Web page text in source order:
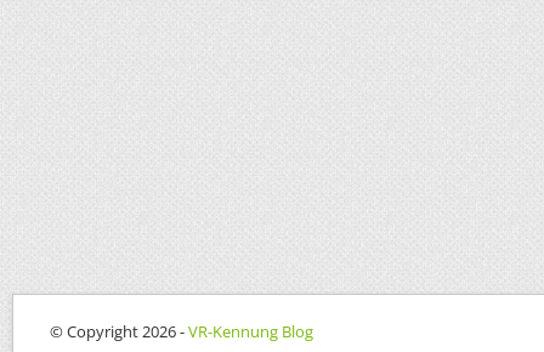
© Copyright 2026 -VR-Kennung Blog